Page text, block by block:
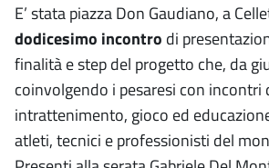
E’ stata piazza Don Gaudiano, a
dodicesimo incontro di
finalità e step del progetto che, da
coinvolgendo i pesaresi con incontri
intrattenimento, gioco ed
atleti, tecnici e professionisti del